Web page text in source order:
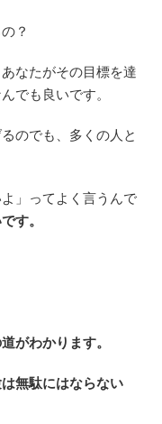
？
なたがその目標を達
でも良いです。
のでも、多くの人と
」ってよく言うんで
す。
がわかります。
無駄にはならない